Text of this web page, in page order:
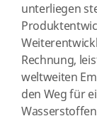
unterliegen
Rechnung,
weltweiten
den Weg für